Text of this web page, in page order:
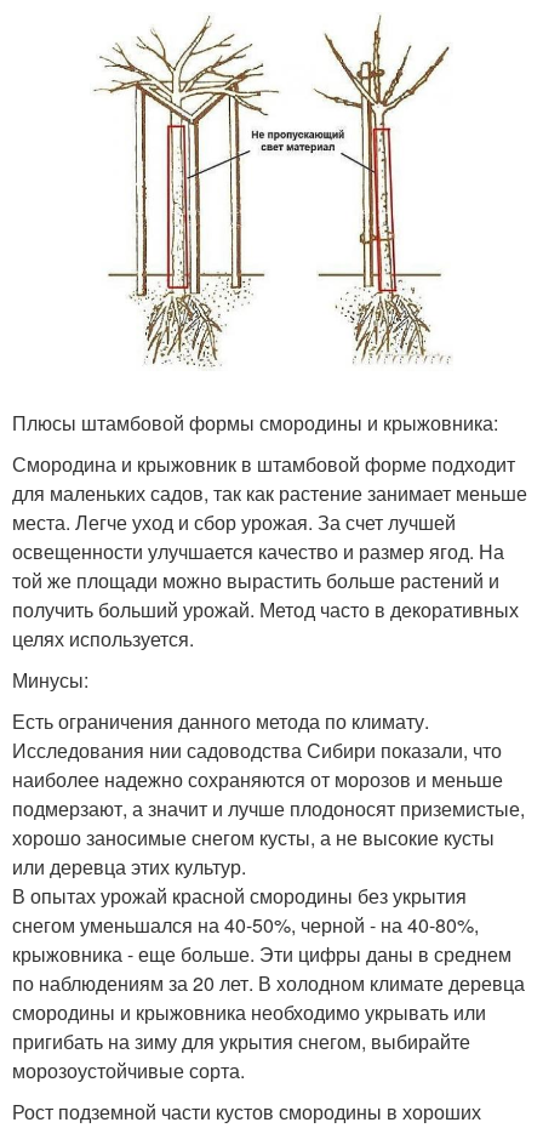
Плюсы штамбовой формы смородины и крыжовника:
Смородина и крыжовник в штамбовой форме подходит
для маленьких садов, так как растение занимает меньше
места. Легче уход и сбор урожая. За счет лучшей
освещенности улучшается качество и размер ягод. На
той же площади можно вырастить больше растений и
получить больший урожай. Метод часто в декоративных
целях используется.
Минусы:
Есть ограничения данного метода по климату.
Исследования нии садоводства Сибири показали, что
наиболее надежно сохраняются от морозов и меньше
подмерзают, а значит и лучше плодоносят приземистые,
хорошо заносимые снегом кусты, а не высокие кусты
или деревца этих культур.
В опытах урожай красной смородины без укрытия
снегом уменьшался на 40-50%, черной - на 40-80%,
крыжовника - еще больше. Эти цифры даны в среднем
по наблюдениям за 20 лет. В холодном климате деревца
смородины и крыжовника необходимо укрывать или
пригибать на зиму для укрытия снегом, выбирайте
морозоустойчивые сорта.
Рост подземной части кустов смородины в хороших